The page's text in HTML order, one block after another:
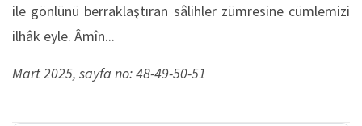
ile gönlünü berraklaştıran sâlihler zümresine cümlemizi
ilhâk eyle. Âmîn...
Mart 2025, sayfa no: 48-49-50-51